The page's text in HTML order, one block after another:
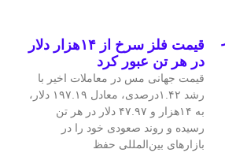
قیمت فلز سرخ از ۱۴هزار دلار
در هر تن عبور کرد
قیمت جهانی مس در معاملات اخیر با
رشد ۱.۴۲درصدی، معادل ۱۹۷.۱۹ دلار،
به ۱۴هزار و ۴۷.۹۷ دلار در هر تن
رسیده و روند صعودی خود را در
بازارهای بین‌المللی حفظ